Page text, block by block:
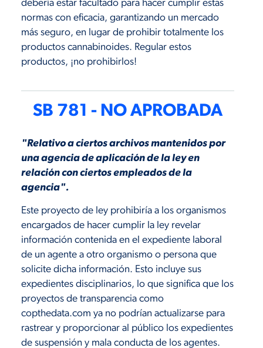
debería estar facultado para hacer cumplir estas
normas con eficacia, garantizando un mercado
más seguro, en lugar de prohibir totalmente los
productos cannabinoides. Regular estos
productos, ¡no prohibirlos!
SB 781 - NO APROBADA
"Relativo a ciertos archivos mantenidos por
una agencia de aplicación de la ley en
relación con ciertos empleados de la
agencia".
Este proyecto de ley prohibiría a los organismos
encargados de hacer cumplir la ley revelar
información contenida en el expediente laboral
de un agente a otro organismo o persona que
solicite dicha información. Esto incluye sus
expedientes disciplinarios, lo que significa que los
proyectos de transparencia como
copthedata.com ya no podrían actualizarse para
rastrear y proporcionar al público los expedientes
de suspensión y mala conducta de los agentes.